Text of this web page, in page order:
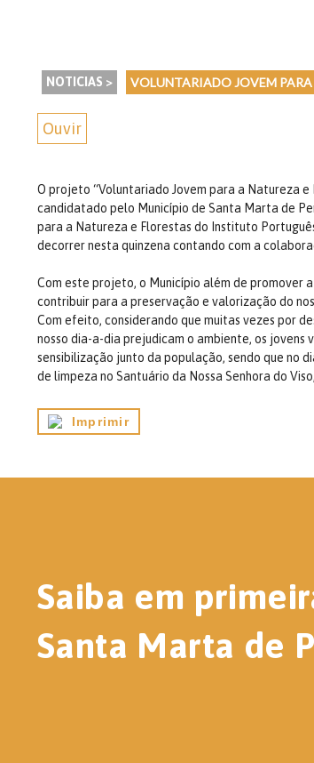
NOTICIAS > VOLUNTARIADO JOVEM
Ouvir
O projeto “Voluntariado Jovem para a Natureza e
candidatado pelo Município de Santa Marta de
para a Natureza e Florestas do Instituto
decorrer nesta quinzena contando com a
Com este projeto, o Município além de promover
contribuir para a preservação e valorização do
Com efeito, considerando que muitas vezes por
nosso dia-a-dia prejudicam o ambiente, os
sensibilização junto da população, sendo que no
de limpeza no Santuário da Nossa Senhora do
Imprimir
Saiba em
Santa Marta de